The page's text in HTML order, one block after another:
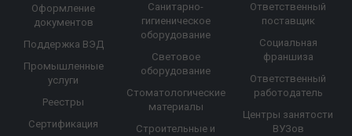
Оформление
документов
Поддержка ВЭД
Промышленные
услуги
Реестры
Сертификация
Санитарно-
гигиеническое
оборудование
Световое
оборудование
Стоматологические
материалы
Строительные и
Ответственный
поставщик
Социальная
франшиза
Ответственный
работодатель
Центры занятости
ВУЗов